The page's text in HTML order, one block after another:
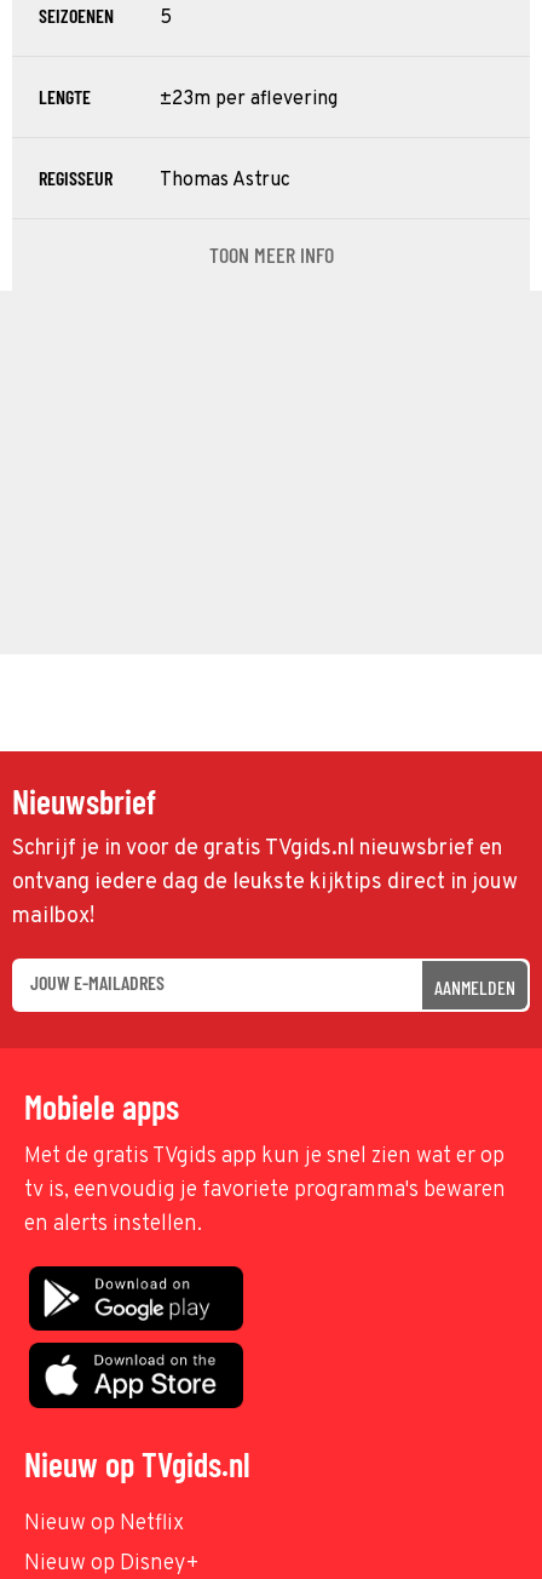
SEIZOENEN 5
LENGTE ±23m per aflevering
REGISSEUR Thomas Astruc
TOON MEER INFO
Nieuwsbrief
Schrijf je in voor de gratis TVgids.nl nieuwsbrief en
ontvang iedere dag de leukste kijktips direct in jouw
mailbox!
AANMELDEN
Mobiele apps
Met de gratis TVgids app kun je snel zien wat er op
tv is, eenvoudig je favoriete programma's bewaren
en alerts instellen.
Nieuw op TVgids.nl
Nieuw op Netflix
Nieuw op Disney+